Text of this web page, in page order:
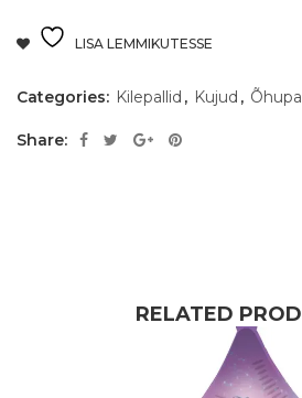
LISA LEMMIKUTESSE
Categories: Kilepallid , Kujud ,
Share:
RELATED